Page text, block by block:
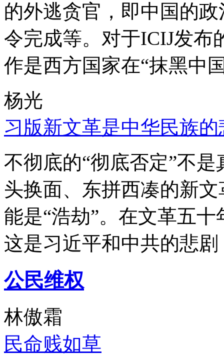
的外逃贪官，即中国的
令完成等。对于ICIJ发布
作是西方国家在“抹黑中
杨光
习版新文革是中华民族的
不彻底的“彻底否定”不
头换面、东拼西凑的新
能是“浩劫”。在文革五
这是习近平和中共的悲
公民维权
林傲霜
民命贱如草